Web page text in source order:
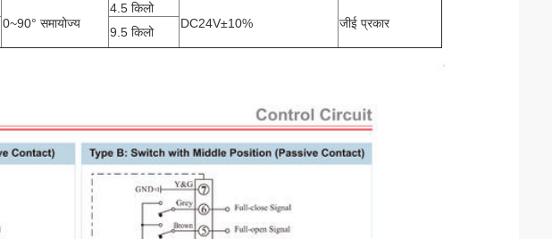
0~90° समायोज्य
4.5 किलो
DC24V±10%
जीई प्रकार
9.5 किलो